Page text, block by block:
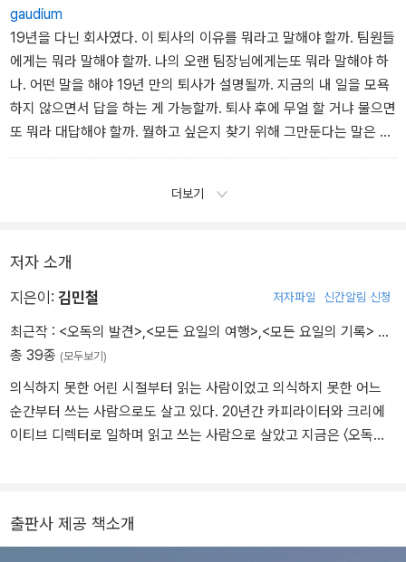
는 거다. 불안과 싸우며, 의심을 떨쳐내며, 계속 나아가는 거다. 마침
내 그토록 바라던 나만의 그림을 그리는 시간이 시작된 거니까.
gaudium
19년을 다닌 회사였다. 이 퇴사의 이유를 뭐라고 말해야 할까. 팀원들
에게는 뭐라 말해야 할까. 나의 오랜 팀장님에게는또 뭐라 말해야 하
나. 어떤 말을 해야 19년 만의 퇴사가 설명될까. 지금의 내 일을 모욕
하지 않으면서 답을 하는 게 가능할까. 퇴사 후에 무얼 할 거냐 물으면
또 뭐라 대답해야 할까. 뭘하고 싶은지 찾기 위해 그만둔다는 말은 마
흔두 살에겐 무리일까. 더 늦었다가는 계속 이 자리에 머물 것 같다는
이지하철 위로 붕붕 떠다녔다. 갑자기 지하철 안으로 햇빛이 들어왔
‘파리‘라는 단어가 둥실 떠올랐다. 말릴 새도 없이 순식간에 그단어는
문장으로 부풀어 올랐다.
더보기
저자 소개
지은이: 김민철 저자파일 신간알림 신청
최근작 : <오독의 발견> <모든 요일의 여행> <모든 요일의 기록> …
총 39종 (모두보기)
의식하지 못한 어린 시절부터 읽는 사람이었고 의식하지 못한 어느
순간부터 쓰는 사람으로도 살고 있다. 20년간 카피라이터와 크리에
이티브 디렉터로 일하며 읽고 쓰는 사람으로 살았고 지금은 〈오독오
행》 등을 썼다. 인스타그램 @ylem14 오독오독 북클럽 @odokodok
_bookclub
출판사 제공 책소개